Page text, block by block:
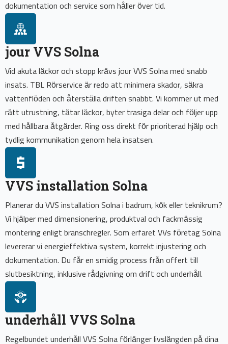
dokumentation och service som håller över tid.
jour VVS Solna
Vid akuta läckor och stopp krävs jour VVS Solna med snabb
insats. TBL Rörservice är redo att minimera skador, säkra
vattenflöden och återställa driften snabbt. Vi kommer ut med
rätt utrustning, tätar läckor, byter trasiga delar och följer upp
med hållbara åtgärder. Ring oss direkt för prioriterad hjälp och
tydlig kommunikation genom hela insatsen.
VVS installation Solna
Planerar du VVS installation Solna i badrum, kök eller teknikrum?
Vi hjälper med dimensionering, produktval och fackmässig
montering enligt branschregler. Som erfaret VVs företag Solna
levererar vi energieffektiva system, korrekt injustering och
dokumentation. Du får en smidig process från offert till
slutbesiktning, inklusive rådgivning om drift och underhåll.
underhåll VVS Solna
Regelbundet underhåll VVS Solna förlänger livslängden på dina